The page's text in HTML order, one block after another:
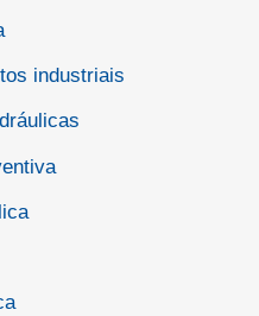
industriais